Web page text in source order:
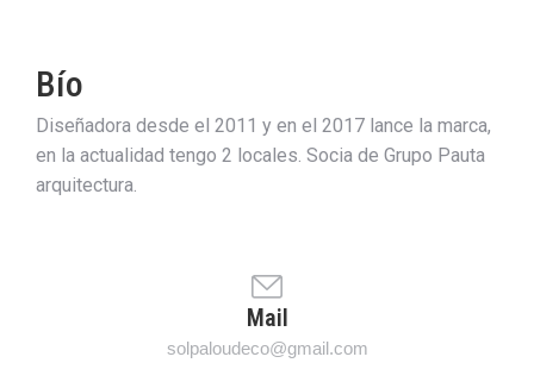
Bío
Diseñadora desde el 2011 y en el 2017 lance la marca,
en la actualidad tengo 2 locales. Socia de Grupo Pauta
arquitectura.
Mail
solpaloudeco@gmail.com